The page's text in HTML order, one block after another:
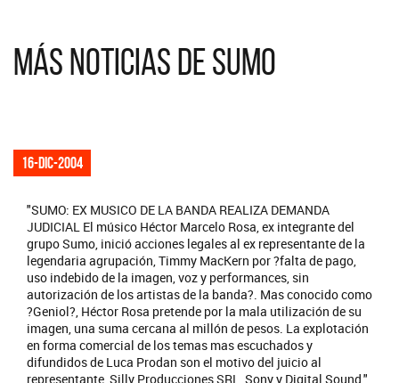
Más noticias de Sumo
16-dic-2004
"SUMO: EX MUSICO DE LA BANDA REALIZA DEMANDA
JUDICIAL El músico Héctor Marcelo Rosa, ex integrante del
grupo Sumo, inició acciones legales al ex representante de la
legendaria agrupación, Timmy MacKern por ?falta de pago,
uso indebido de la imagen, voz y performances, sin
autorización de los artistas de la banda?. Mas conocido como
?Geniol?, Héctor Rosa pretende por la mala utilización de su
imagen, una suma cercana al millón de pesos. La explotación
en forma comercial de los temas mas escuchados y
difundidos de Luca Prodan son el motivo del juicio al
representante, Silly Producciones SRL, Sony y Digital Sound."